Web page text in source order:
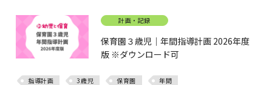
計画・記録
保育園３歳児｜年間指導計画 2026年度
版 ※ダウンロード可
指導計画 3歳児 保育園 年間